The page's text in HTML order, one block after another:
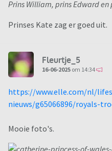
Prins William, prins Edward
Prinses Kate zag er goed uit.
Fleurtje_5
16-06-2025 om 14:34
https://www.elle.com/nl/
nieuws/g65066896/royals-
Mooie foto's.